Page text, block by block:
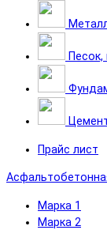
Прайс лист
Марка 1
Марка 2